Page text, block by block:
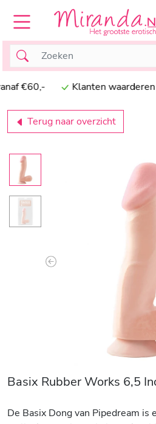
€60,- Klanten
Terug naar overzicht
Previous
Basix Rubber Works 6,5
De Basix Dong van Pipedream